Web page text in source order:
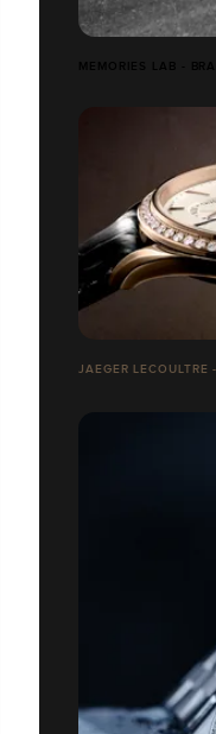
MEMORIES LAB -
JAEGER LECOULTRE